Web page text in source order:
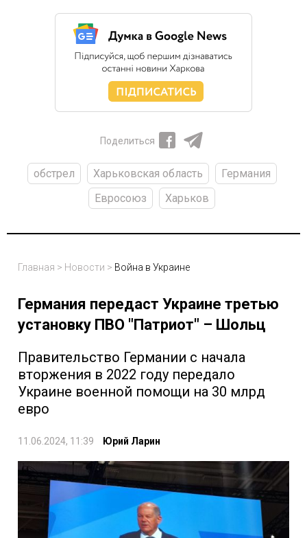
Поделиться
обстрел Харьковская область
Германия
Евросоюз
Харьков
Главная > Новости > Война в Украине
Германия передаст Украине третью
установку ПВО "Патриот" – Шольц
Правительство Германии с начала
вторжения в 2022 году передало
Украине военной помощи на 30 млрд
евро
11.06.2024, 11:39 Юрий Ларин